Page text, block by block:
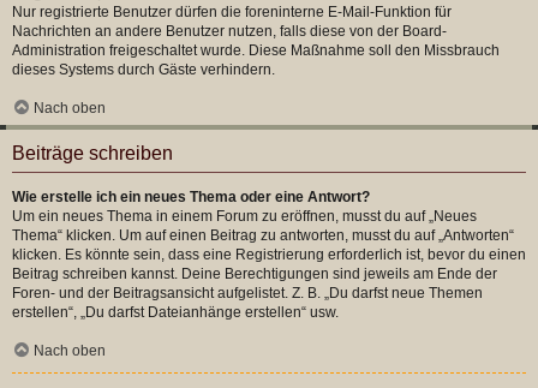
Nur registrierte Benutzer dürfen die foreninterne E-Mail-Funktion für
Nachrichten an andere Benutzer nutzen, falls diese von der Board-
Administration freigeschaltet wurde. Diese Maßnahme soll den Missbrauch
dieses Systems durch Gäste verhindern.
Nach oben
Beiträge schreiben
Wie erstelle ich ein neues Thema oder eine Antwort?
Um ein neues Thema in einem Forum zu eröffnen, musst du auf „Neues
Thema“ klicken. Um auf einen Beitrag zu antworten, musst du auf „Antworten“
klicken. Es könnte sein, dass eine Registrierung erforderlich ist, bevor du einen
Beitrag schreiben kannst. Deine Berechtigungen sind jeweils am Ende der
Foren- und der Beitragsansicht aufgelistet. Z. B. „Du darfst neue Themen
erstellen“, „Du darfst Dateianhänge erstellen“ usw.
Nach oben